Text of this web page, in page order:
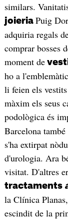
similars.
joieria Puig
adquiria regals
comprar bosses
moment de
ho a
li feien els
màxim els seus
podològica és
Barcelona
s'ha extirpat
d'urologia. Ara
visitat. D'altres
tractaments
la Clínica
escindit de la